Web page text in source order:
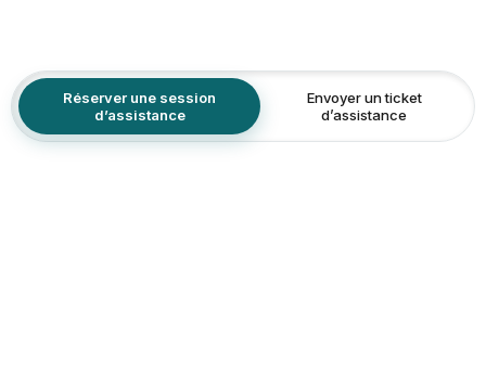
Réserver une session
d’assistance
Envoyer un ticket
d’assistance